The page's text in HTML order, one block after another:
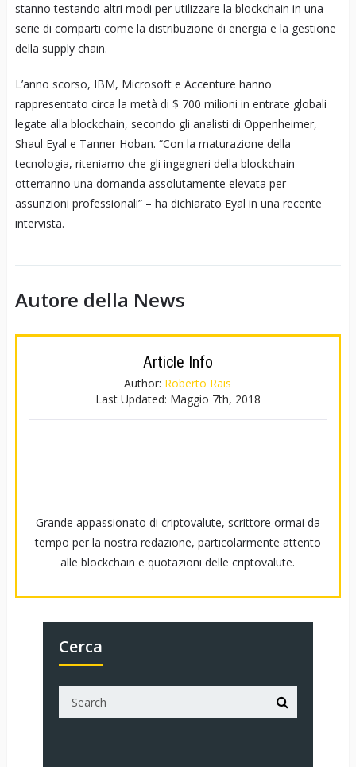
stanno testando altri modi per utilizzare la blockchain in una
serie di comparti come la distribuzione di energia e la gestione
della supply chain.
L’anno scorso, IBM, Microsoft e Accenture hanno
rappresentato circa la metà di $ 700 milioni in entrate globali
legate alla blockchain, secondo gli analisti di Oppenheimer,
Shaul Eyal e Tanner Hoban. “Con la maturazione della
tecnologia, riteniamo che gli ingegneri della blockchain
otterranno una domanda assolutamente elevata per
assunzioni professionali” – ha dichiarato Eyal in una recente
intervista.
Autore della News
Article Info
Author: Roberto Rais
Last Updated: Maggio 7th, 2018
Grande appassionato di criptovalute, scrittore ormai da
tempo per la nostra redazione, particolarmente attento
alle blockchain e quotazioni delle criptovalute.
Cerca